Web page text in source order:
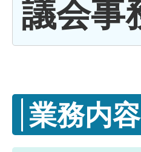
議会事
業務内容